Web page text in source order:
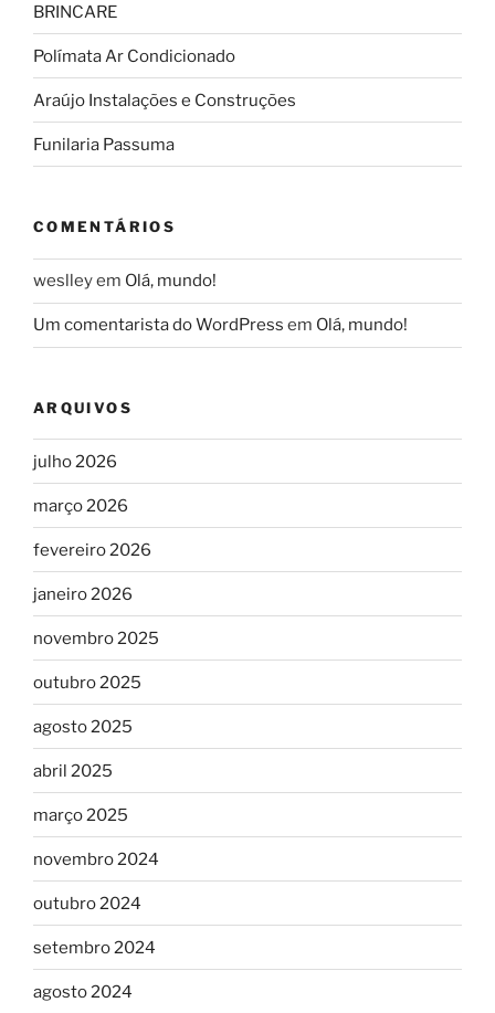
BRINCARE
Polímata Ar Condicionado
Araújo Instalações e Construções
Funilaria Passuma
COMENTÁRIOS
weslleyem Olá, mundo!
Um comentarista do WordPress em Olá, mundo!
ARQUIVOS
julho 2026
março 2026
fevereiro 2026
janeiro 2026
novembro 2025
outubro 2025
agosto 2025
abril 2025
março 2025
novembro 2024
outubro 2024
setembro 2024
agosto 2024